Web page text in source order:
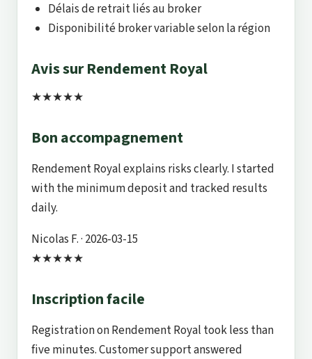
Délais de retrait liés au broker
Disponibilité broker variable selon la région
Avis sur Rendement Royal
★★★★★
Bon accompagnement
Rendement Royal explains risks clearly. I started
with the minimum deposit and tracked results
daily.
Nicolas F.· 2026-03-15
★★★★★
Inscription facile
Registration on Rendement Royal took less than
five minutes. Customer support answered